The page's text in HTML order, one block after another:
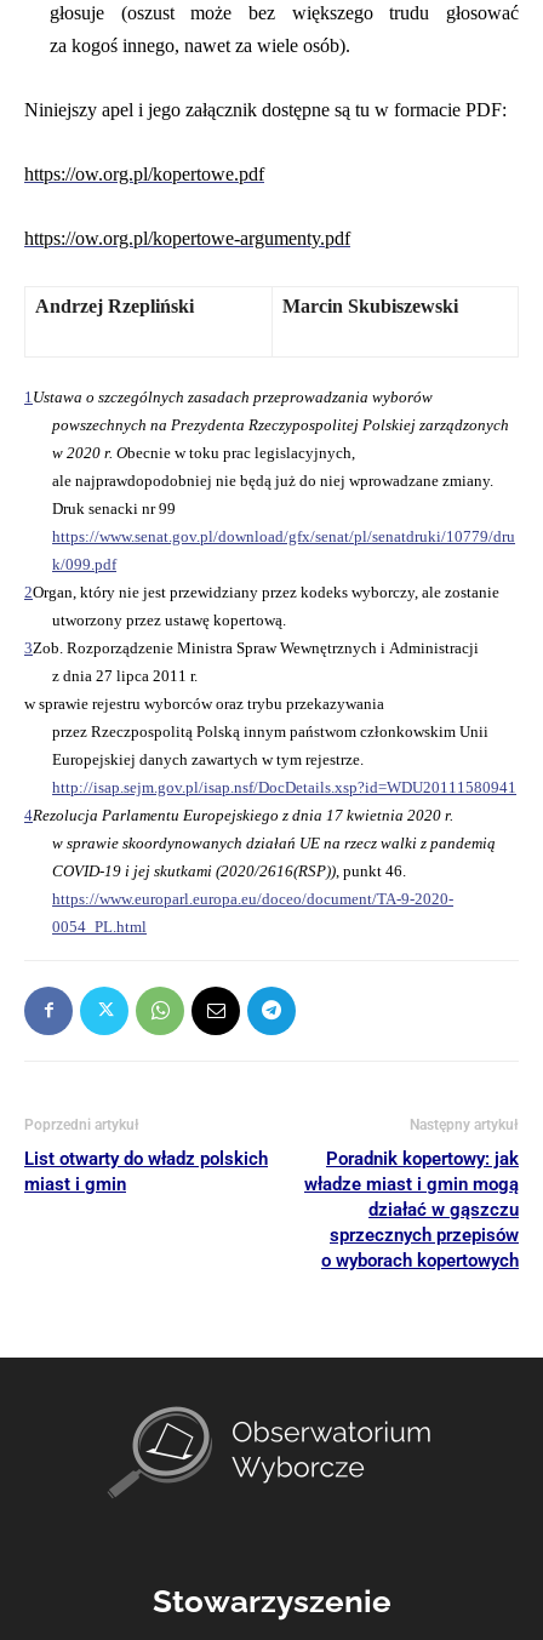
głosuje (oszust może bez większego trudu głosować
za kogoś innego, nawet za wiele osób).
Niniejszy apel i jego załącznik dostępne są tu w formacie PDF:
https://ow.org.pl/kopertowe.pdf
https://ow.org.pl/kopertowe-argumenty.pdf
Andrzej Rzepliński Marcin Skubiszewski
1 Ustawa o szczególnych zasadach przeprowadzania wyborów
powszechnych na Prezydenta Rzeczypospolitej Polskiej zarządzonych
w 2020 r.Obecnie w toku prac legislacyjnych,
ale najprawdopodobniej nie będą już do niej wprowadzane zmiany.
Druk senacki nr 99
https://www.senat.gov.pl/download/gfx/senat/pl/senatdruki/10779/dru
k/099.pdf
2Organ, który nie jest przewidziany przez kodeks wyborczy, ale zostanie
utworzony przez ustawę kopertową.
3Zob. Rozporządzenie Ministra Spraw Wewnętrznych i Administracji
z dnia 27 lipca 2011 r.
w sprawie rejestru wyborców oraz trybu przekazywania
przez Rzeczpospolitą Polską innym państwom członkowskim Unii
Europejskiej danych zawartych w tym rejestrze.
http://isap.sejm.gov.pl/isap.nsf/DocDetails.xsp?id=WDU20111580941
4Rezolucja Parlamentu Europejskiego z dnia 17 kwietnia 2020 r.
w sprawie skoordynowanych działań UE na rzecz walki z pandemią
COVID-19 i jej skutkami (2020/2616(RSP)) ,punkt 46.
https://www.europarl.europa.eu/doceo/document/TA-9-2020-
0054_PL.html
Poprzedni artykuł
List otwarty do władz polskich
miast i gmin
Następny artykuł
Poradnik kopertowy: jak
władze miast i gmin mogą
działać w gąszczu
sprzecznych przepisów
o wyborach kopertowych
Stowarzyszenie